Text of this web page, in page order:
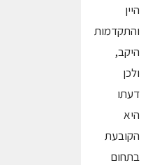
היין
והתקדמות
היקב,
ולכן
דעתו
היא
הקובעת
בתחום